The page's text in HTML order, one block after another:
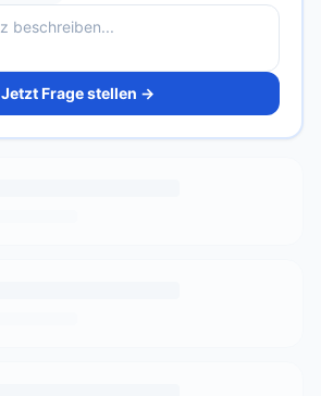
Jetzt Frage stellen →